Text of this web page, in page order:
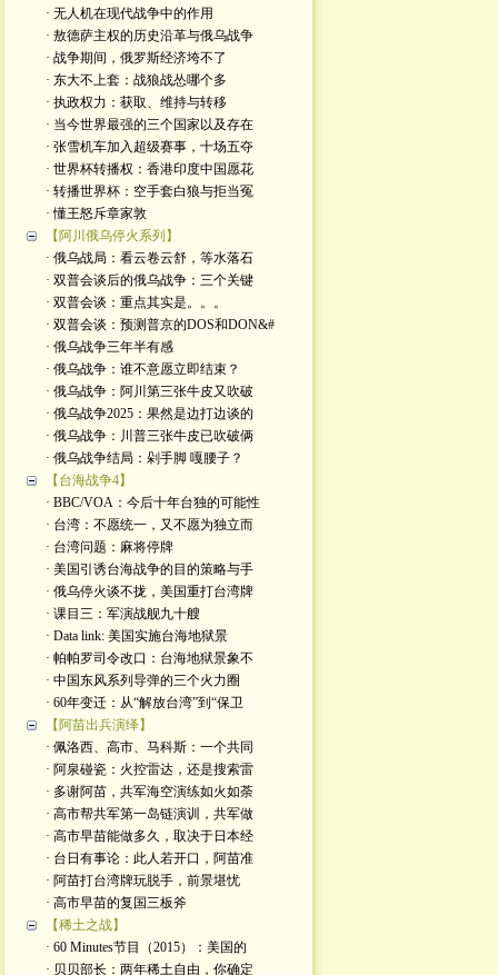
· 无人机在现代战争中的作用
· 敖德萨主权的历史沿革与俄乌战争
· 战争期间，俄罗斯经济垮不了
· 东大不上套：战狼战怂哪个多
· 执政权力：获取、维持与转移
· 当今世界最强的三个国家以及存在
· 张雪机车加入超级赛事，十场五夺
· 世界杯转播权：香港印度中国愿花
· 转播世界杯：空手套白狼与拒当冤
· 懂王怒斥章家敦
【阿川俄乌停火系列】
· 俄乌战局：看云卷云舒，等水落石
· 双普会谈后的俄乌战争：三个关键
· 双普会谈：重点其实是。。。
· 双普会谈：预测普京的DOS和DON&#
· 俄乌战争三年半有感
· 俄乌战争：谁不意愿立即结束？
· 俄乌战争：阿川第三张牛皮又吹破
· 俄乌战争2025：果然是边打边谈的
· 俄乌战争：川普三张牛皮已吹破俩
· 俄乌战争结局：剁手脚 嘎腰子？
【台海战争4】
· BBC/VOA：今后十年台独的可能性
· 台湾：不愿统一，又不愿为独立而
· 台湾问题：麻将停牌
· 美国引诱台海战争的目的策略与手
· 俄乌停火谈不拢，美国重打台湾牌
· 课目三：军演战舰九十艘
· Data link: 美国实施台海地狱景
· 帕帕罗司令改口：台海地狱景象不
· 中国东风系列导弹的三个火力圈
· 60年变迁：从“解放台湾”到“保卫
【阿苗出兵演绎】
· 佩洛西、高市、马科斯：一个共同
· 阿泉碰瓷：火控雷达，还是搜索雷
· 多谢阿苗，共军海空演练如火如荼
· 高市帮共军第一岛链演训，共军做
· 高市早苗能做多久，取决于日本经
· 台日有事论：此人若开口，阿苗准
· 阿苗打台湾牌玩脱手，前景堪忧
· 高市早苗的复国三板斧
【稀土之战】
· 60 Minutes节目（2015）：美国的
· 贝贝部长：两年稀土自由，你确定